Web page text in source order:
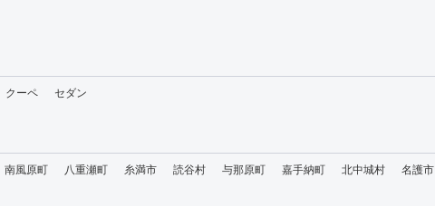
クーペ セダン
南風原町 八重瀬町 糸満市 読谷村 与那原町 嘉手納町 北中城村 名護市